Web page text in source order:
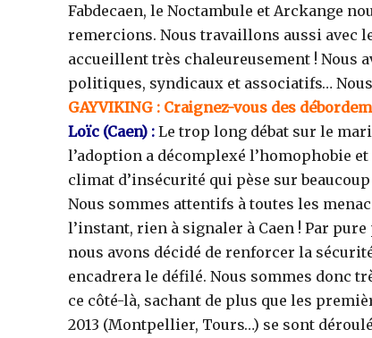
Fabdecaen, le Noctambule et Arckange
remercions. Nous travaillons aussi avec
accueillent très chaleureusement ! Nous
politiques, syndicaux et associatifs…
GAYVIKING : Craignez-vous des
Loïc (Caen) : Le trop long débat sur le
l’adoption a décomplexé l’homophobie
climat d’insécurité qui pèse sur beaucoup
Nous sommes attentifs à toutes les
l’instant, rien à signaler à Caen ! Par
nous avons décidé de renforcer la
encadrera le défilé. Nous sommes donc
ce côté-là, sachant de plus que les
2013 (Montpellier, Tours…) se sont